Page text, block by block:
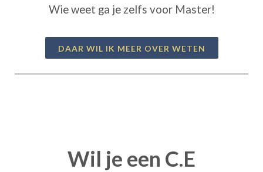
Wie weet ga je zelfs voor Master!
DAAR WIL IK MEER OVER WETEN
Wil je een C.E